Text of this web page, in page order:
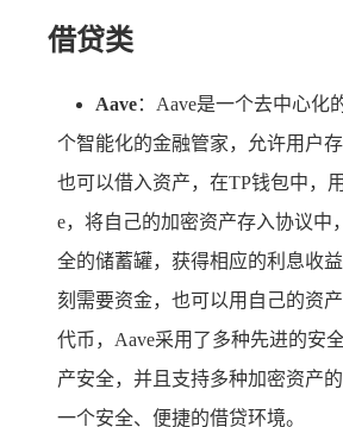
借贷类
Aave：Aave是一个去中心化
个智能化的金融管家，允许用户
也可以借入资产，在TP钱包中，
e，将自己的加密资产存入协议中
全的储蓄罐，获得相应的利息收
刻需要资金，也可以用自己的资
代币，Aave采用了多种先进的安
产安全，并且支持多种加密资产
一个安全、便捷的借贷环境。